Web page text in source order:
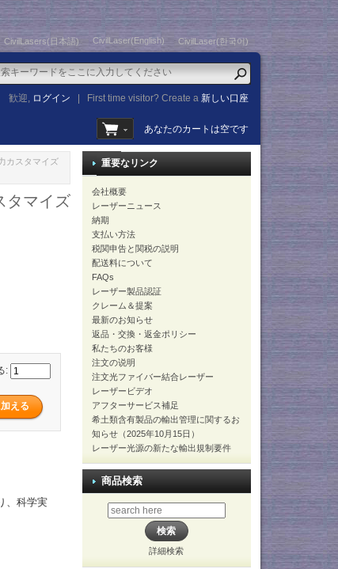
CivilLasers(日本語) CivilLaser(English) CivilLaser(한국어)
歓迎, ログイン First time visitor? Create a新しい口座
あなたのカートは空です
カスタマイズ
タマイズ
:
、科学実
重要なリンク
会社概要
レーザーニュース
納期
支払い方法
税関申告と関税の説明
配送料について
FAQs
レーザー製品認証
クレーム＆提案
最新のお知らせ
返品・交換・返金ポリシー
私たちのお客様
注文の说明
注文光ファイバー結合レーザー
レーザービデオ
アフターサービス補足
希土類含有製品の輸出管理に関するお
知らせ（2025年10月15日）
レーザー光源の新たな輸出規制要件
商品検索
詳細検索